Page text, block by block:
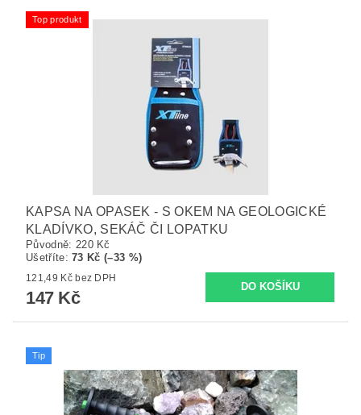
Top produkt
KAPSA NA OPASEK - S OKEM NA GEOLOGICKÉ
KLADÍVKO, SEKÁČ ČI LOPATKU
Původně: 220 Kč
Ušetříte:73 Kč (–33 %)
121,49 Kč bez DPH
147 Kč
Tip